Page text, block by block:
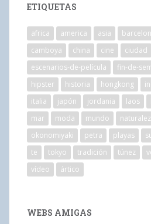
ETIQUETAS
africa america asia
camboya
china cine ciudad
escenarios-de-película
fin-de-
hipster
historia hongkong
italia
japón jordania laos
mar
moda mundo
okonomiyaki
petra playas
te
tokyo tradición túnez
vídeo
ártico
WEBS AMIGAS